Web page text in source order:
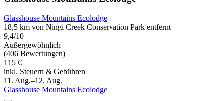
Glasshouse Mountains Ecolodge
18,5 km von Ningi Creek Conservation Park entfernt
9,4/10
Außergewöhnlich
(406 Bewertungen)
115 €
inkl. Steuern & Gebühren
11. Aug.–12. Aug.
Glasshouse Mountains Ecolodge